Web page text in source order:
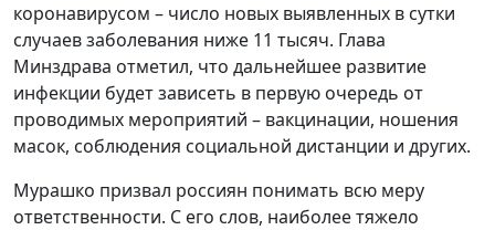
коронавирусом – число новых выявленных в сутки
случаев заболевания ниже 11 тысяч. Глава
Минздрава отметил, что дальнейшее развитие
инфекции будет зависеть в первую очередь от
проводимых мероприятий – вакцинации, ношения
масок, соблюдения социальной дистанции и других.
Мурашко призвал россиян понимать всю меру
ответственности. С его слов, наиболее тяжело